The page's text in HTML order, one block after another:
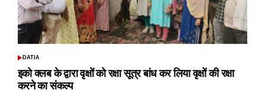
POSTED
DATIA
इको क्लब के द्वारा वृक्षों को रक्षा सूत्र बांध कर लिया वृक्षों की रक्षा
करने का संकल्प